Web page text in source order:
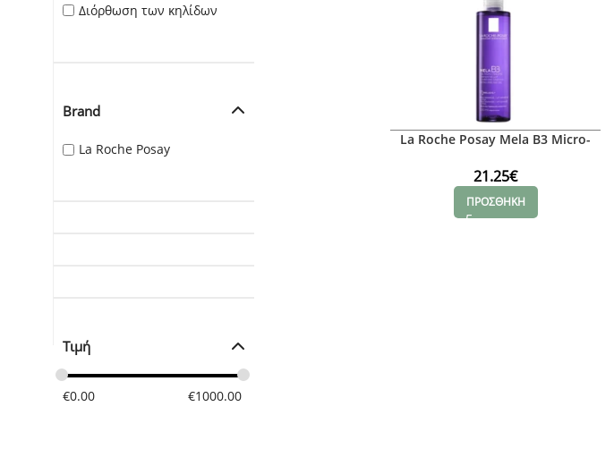
Διόρθωση των κηλίδων
Brand
La Roche Posay
Τιμή
€0.00 €1000.00
La Roche Posay Mela B3 Micro-
Απολέπισης Προσώπου, 200ml
21.25€
ΠΡΟΣΘΗΚΗ